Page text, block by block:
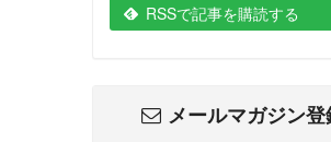
RSSで記事を購読する
メールマガジン登